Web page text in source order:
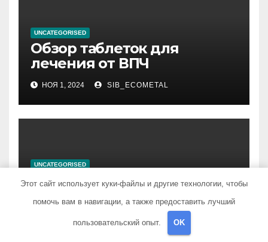
UNCATEGORISED
Обзор таблеток для
лечения от ВПЧ
НОЯ 1, 2024 SIB_ECOMETAL
UNCATEGORISED
Обзор эффективных мазей
рассасывающим эффектом
Этот сайт использует куки-файлы и другие технологии, чтобы
помочь вам в навигации, а также предоставить лучший
пользовательский опыт. OK